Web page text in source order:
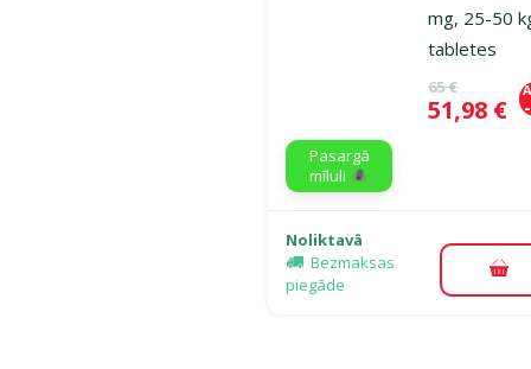
mg, 25-50
tabletes
Oriģinālā
65 €
Cena
51,98 €
Pasargā
mīluli 🕷️
Noliktavā
Bezmaksas
piegāde